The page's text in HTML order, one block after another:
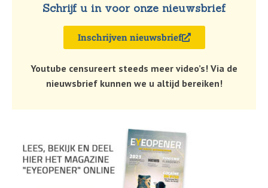
Schrijf u in voor onze nieuwsbrief
Inschrijven nieuwsbrief
Youtube censureert steeds meer video’s! Via de
nieuwsbrief kunnen we u altijd bereiken!